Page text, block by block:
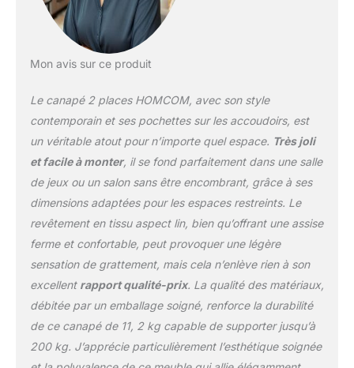
de siège rembourrés en
RANGEMENT : Gardez
votre salon sans
encombrement avec les
2 poches latérales
pratiques, idéales pour
ranger les
télécommandes, les
magazines et autres
petits objets. ROBUSTE :
Conçu pour durer, ce
canapé de salon est
fabriqué avec une
structure en bois massif
bois de hêtre et une
surface durable au
Mon avis sur ce produit
Le canapé 2 places HOMCOM, avec son style
contemporain et ses pochettes sur les accoudoirs, est
un véritable atout pour n’importe quel espace. Très joli
et facile à monter, il se fond parfaitement dans une salle
de jeux ou un salon sans être encombrant, grâce à ses
dimensions adaptées pour les espaces restreints. Le
revêtement en tissu aspect lin, bien qu’offrant une assise
ferme et confortable, peut provoquer une légère
sensation de grattement, mais cela n’enlève rien à son
excellent rapport qualité-prix. La qualité des matériaux,
débitée par un emballage soigné, renforce la durabilité
de ce canapé de 11, 2 kg capable de supporter jusqu’à
200 kg. J’apprécie particulièrement l’esthétique soignée